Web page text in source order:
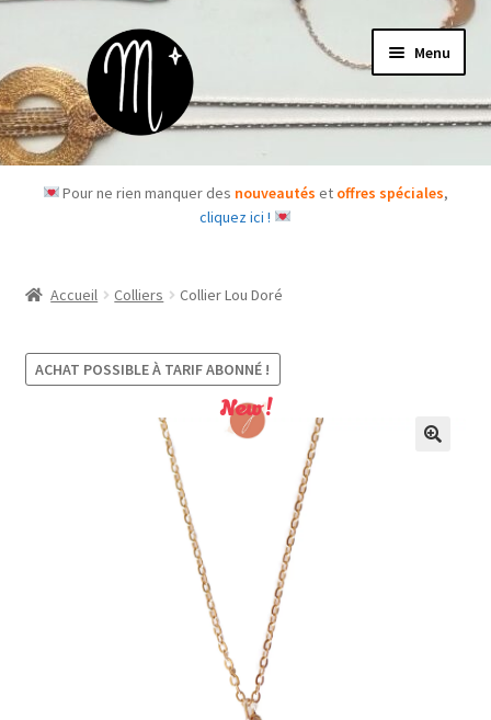
à
la
navigation
au
contenu
Menu
Accueil
Pour ne rien manquer des nouveautéset offres spéciales,
cliquez ici !
Accueil Colliers Collier Lou Doré
ACHAT POSSIBLE À TARIF ABONNÉ !
New !